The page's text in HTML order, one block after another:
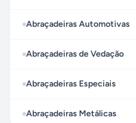
Abraçadeiras Automotivas
Abraçadeiras de Vedação
Abraçadeiras Especiais
Abraçadeiras Metálicas